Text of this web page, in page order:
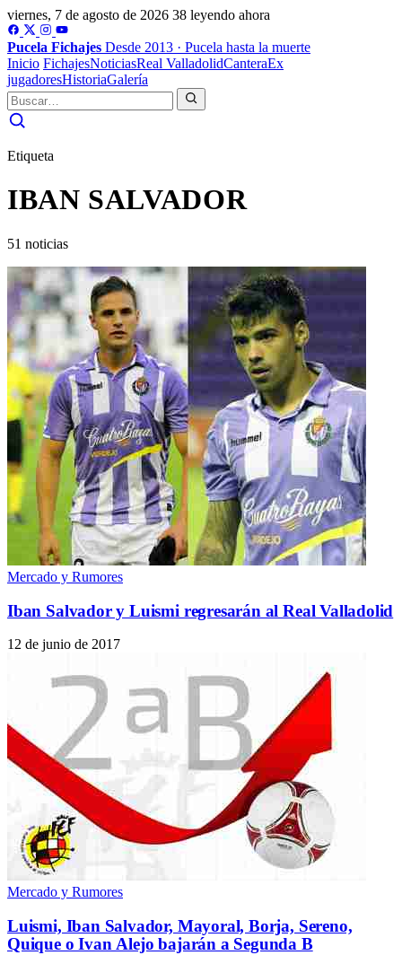
viernes, 7 de agosto de 2026 38 leyendo ahora
Pucela Fichajes Desde 2013 · Pucela hasta la muerte
Inicio FichajesNoticiasReal ValladolidCanteraEx
jugadoresHistoriaGalería
Etiqueta
IBAN SALVADOR
51 noticias
Mercado y Rumores
Iban Salvador y Luismi regresarán al Real Valladolid
12 de junio de 2017
Mercado y Rumores
Luismi, Iban Salvador, Mayoral, Borja, Sereno,
Quique o Ivan Alejo bajarán a Segunda B